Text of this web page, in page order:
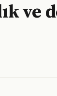
ve